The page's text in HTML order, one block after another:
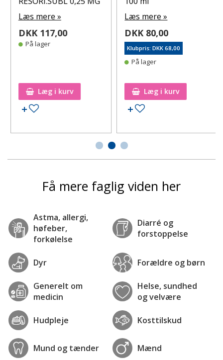
Læs mere »
DKK 117,00
På lager
Læg i kurv
Tilføj til ønskeseddel
Læs mere »
DKK 80,00
Klubpris: DKK 68,00
På lager
Læg i kurv
Tilføj til ønskeseddel
Få mere faglig viden her
Astma, allergi,
høfeber,
forkølelse
Diarré og
forstoppelse
Dyr Forældre og børn
Generelt om
medicin
Helse, sundhed
og velvære
Hudpleje Kosttilskud
Mund og tænder Mænd